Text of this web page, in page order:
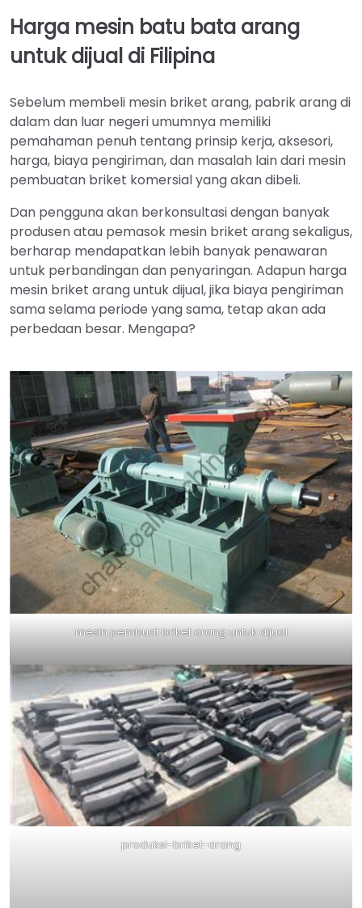
Harga mesin batu bata arang
untuk dijual di Filipina
Sebelum membeli mesin briket arang, pabrik arang di
dalam dan luar negeri umumnya memiliki
pemahaman penuh tentang prinsip kerja, aksesori,
harga, biaya pengiriman, dan masalah lain dari mesin
pembuatan briket komersial yang akan dibeli.
Dan pengguna akan berkonsultasi dengan banyak
produsen atau pemasok mesin briket arang sekaligus,
berharap mendapatkan lebih banyak penawaran
untuk perbandingan dan penyaringan. Adapun harga
mesin briket arang untuk dijual, jika biaya pengiriman
sama selama periode yang sama, tetap akan ada
perbedaan besar. Mengapa?
mesin pembuat briket arang untuk dijual
produksi-briket-arang